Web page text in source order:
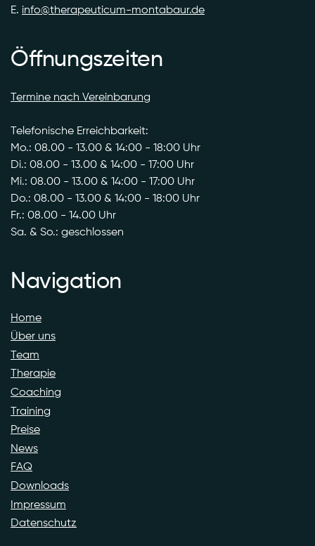
E. info@therapeuticum-montabaur.de
Öffnungszeiten
Termine nach Vereinbarung
Telefonische Erreichbarkeit:
Mo.: 08.00 - 13.00 & 14:00 - 18:00 Uhr
Di.: 08.00 - 13.00 & 14:00 - 17:00 Uhr
Mi.: 08.00 - 13.00 & 14:00 - 17:00 Uhr
Do.: 08.00 - 13.00 & 14:00 - 18:00 Uhr
Fr.: 08.00 - 14.00 Uhr
Sa. & So.: geschlossen
Navigation
Home
Über uns
Team
Therapie
Coaching
Training
Preise
News
FAQ
Downloads
Impressum
Datenschutz